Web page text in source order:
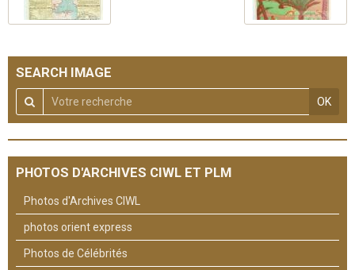
SEARCH IMAGE
OK
PHOTOS D'ARCHIVES CIWL ET PLM
Photos d'Archives CIWL
photos orient express
Photos de Célébrités